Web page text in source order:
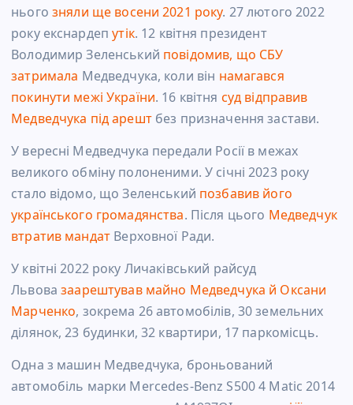
нього зняли ще восени 2021 року. 27 лютого 2022
року екснардеп утік. 12 квітня президент
Володимир Зеленський повідомив, що СБУ
затримала Медведчука, коли він намагався
покинути межі України. 16 квітня суд відправив
Медведчука під арешт без призначення застави.
У вересні Медведчука передали Росії в межах
великого обміну полоненими. У січні 2023 року
стало відомо, що Зеленський позбавив його
українського громадянства. Після цього Медведчук
втратив мандат Верховної Ради.
У квітні 2022 року Личаківський райсуд
Львова заарештував майно Медведчука й Оксани
Марченко, зокрема 26 автомобілів, 30 земельних
ділянок, 23 будинки, 32 квартири, 17 паркомісць.
Одна з машин Медведчука, броньований
автомобіль марки Mercedes-Benz S500 4 Matic 2014